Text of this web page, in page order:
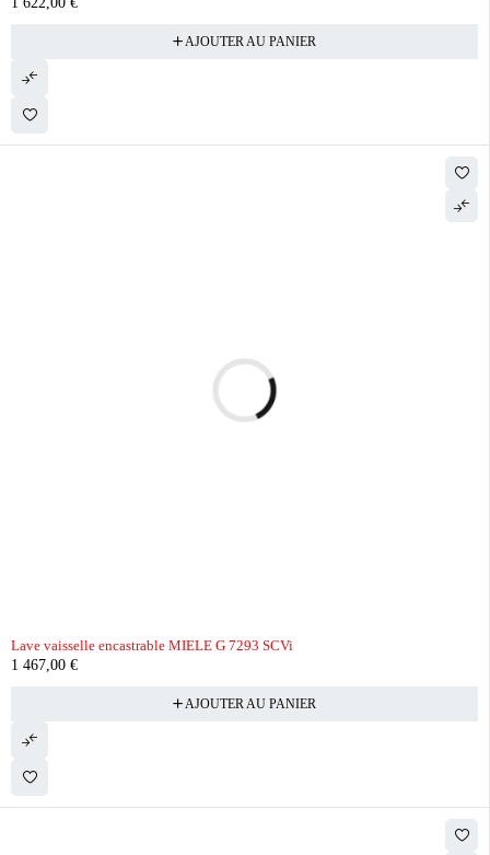
AJOUTER AU PANIER
Lave vaisselle encastrable MIELE G 7293 SCVi
1 467,00 €
AJOUTER AU PANIER